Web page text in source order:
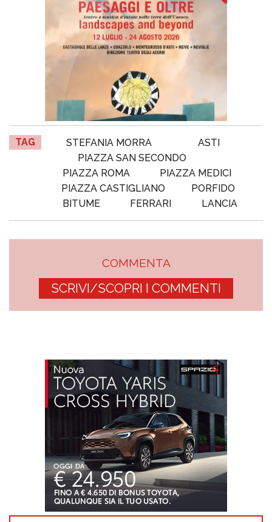
TAG STEFANIA MORRA
ASTI
PIAZZA SAN SECONDO
PIAZZA ROMA
PIAZZA MEDICI
PIAZZA CASTIGLIANO
PORFIDO
BITUME
FERRARI LANCIA
COMMENTA
SCRIVI/SCOPRI I COMMENTI